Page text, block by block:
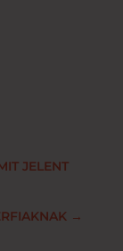
JELENT
→